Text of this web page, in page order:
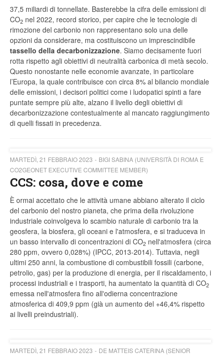
37,5 miliardi di tonnellate. Basterebbe la cifra delle emissioni di
CO2 nel 2022, record storico, per capire che le tecnologie di
rimozione del carbonio non rappresentano solo una delle
opzioni da considerare, ma costituiscono un imprescindibile
tassello della decarbonizzazione. Siamo decisamente fuori
rotta rispetto agli obiettivi di neutralità carbonica di metà secolo.
Questo nonostante nelle economie avanzate, in particolare
l’Europa, la quale contribuisce con circa 8% al bilancio mondiale
delle emissioni, i decisori politici come i ludopatici spinti a fare
puntate sempre più alte, alzano il livello degli obiettivi di
decarbonizzazione contestualmente al mancato raggiungimento
di quelli fissati in precedenza.
MARTEDÌ, 21 FEBBRAIO 2023
BIGI SABINA (UNIVERSITÀ DI ROMA E
CO2GEONET EXECUTIVE COMMITTEE MEMBER)
CCS: cosa, dove e come
È ormai accettato che le attività umane abbiano alterato il ciclo
del carbonio del nostro pianeta, che prima della rivoluzione
industriale coinvolgeva lo scambio naturale di carbonio tra la
geosfera, la biosfera, gli oceani e l'atmosfera, e si traduceva in
un basso intervallo di concentrazioni di CO2 nell'atmosfera (circa
280 ppm, ovvero 0,028%) (IPCC, 2013-2014). Tuttavia, negli
ultimi 250 anni, la combustione di combustibili fossili (carbone,
petrolio, gas) per la produzione di energia, per il riscaldamento, i
processi industriali e i trasporti, ha aumentato la quantità di CO2
emessa nell'atmosfera fino all'odierna concentrazione
atmosferica di 409,9 ppm (già un aumento del +46,4% rispetto
ai livelli preindustriali).
MARTEDÌ, 21 FEBBRAIO 2023
DE MATTEIS CATERINA (SENIOR